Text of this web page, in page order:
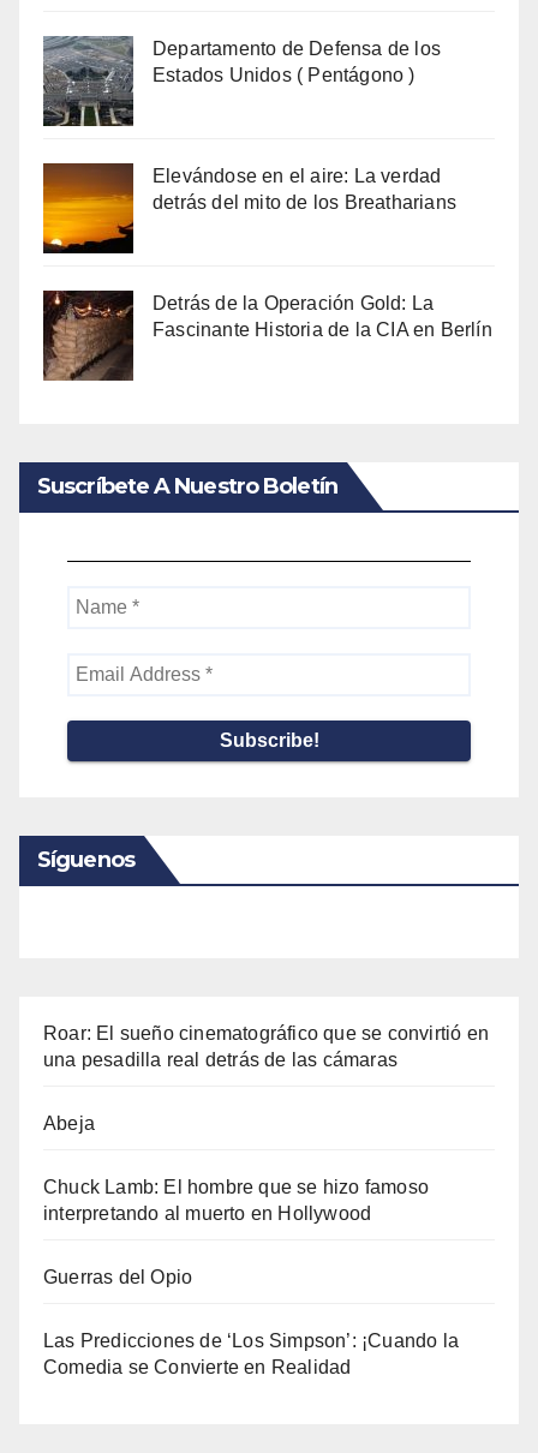
Departamento de Defensa de los
Estados Unidos ( Pentágono )
Elevándose en el aire: La verdad
detrás del mito de los Breatharians
Detrás de la Operación Gold: La
Fascinante Historia de la CIA en Berlín
Suscríbete A Nuestro Boletín
Name
Email
*
Síguenos
Roar: El sueño cinematográfico que se convirtió en
una pesadilla real detrás de las cámaras
Abeja
Chuck Lamb: El hombre que se hizo famoso
interpretando al muerto en Hollywood
Guerras del Opio
Las Predicciones de ‘Los Simpson’: ¡Cuando la
Comedia se Convierte en Realidad